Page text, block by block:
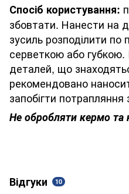
Спосіб користування:
збовтати. Нанести на
зусиль розподілити по
серветкою або губкою.
деталей, що
рекомендовано
запобігти
Не обробляти кермо та
Відгуки 10